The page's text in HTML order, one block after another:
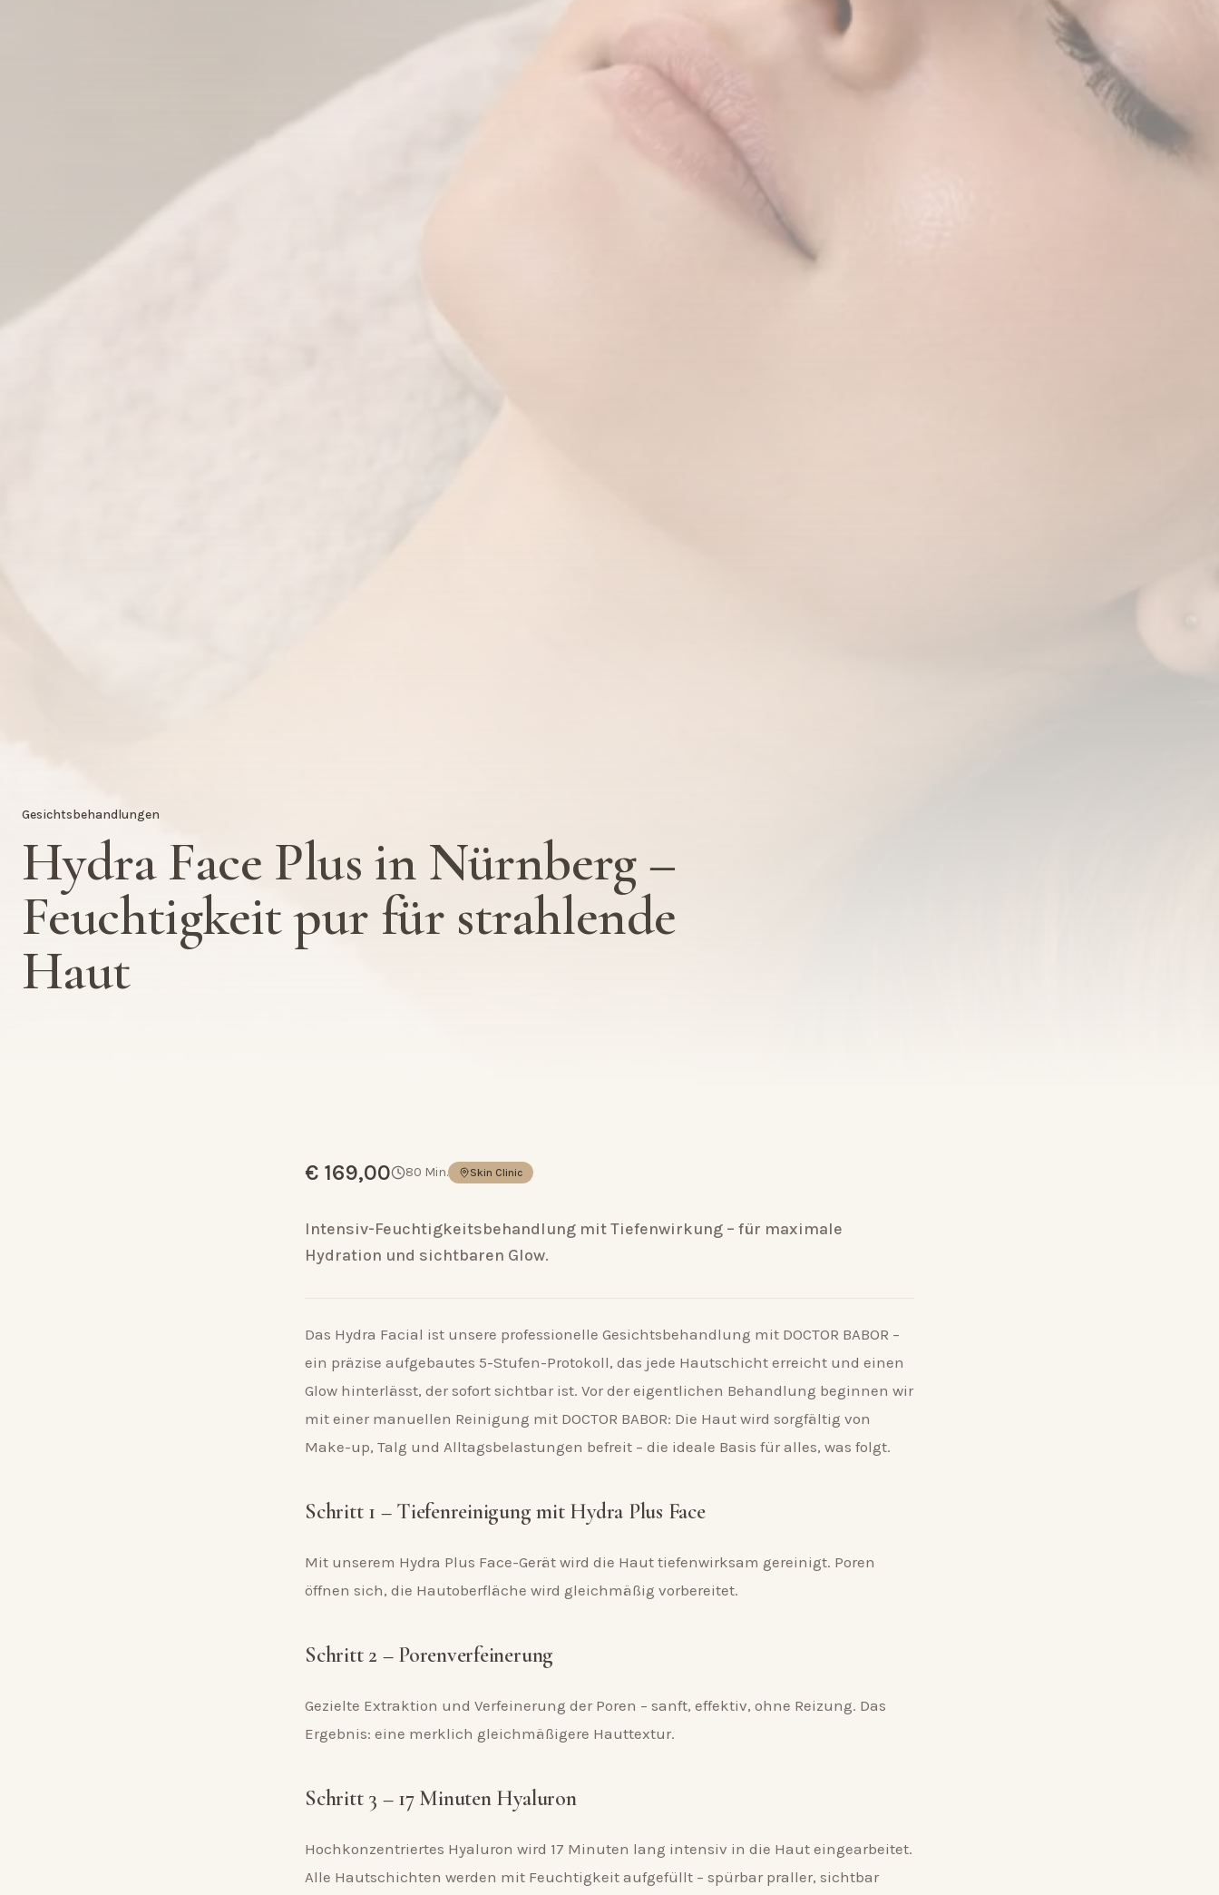
Gesichtsbehandlungen
Hydra Face Plus in Nürnberg –
Feuchtigkeit pur für strahlende
Haut
€ 169,00 80 Min. Skin Clinic
Intensiv-Feuchtigkeitsbehandlung mit Tiefenwirkung – für maximale
Hydration und sichtbaren Glow.
Das Hydra Facial ist unsere professionelle Gesichtsbehandlung mit DOCTOR BABOR –
ein präzise aufgebautes 5-Stufen-Protokoll, das jede Hautschicht erreicht und einen
Glow hinterlässt, der sofort sichtbar ist. Vor der eigentlichen Behandlung beginnen wir
mit einer manuellen Reinigung mit DOCTOR BABOR: Die Haut wird sorgfältig von
Make-up, Talg und Alltagsbelastungen befreit – die ideale Basis für alles, was folgt.
Schritt 1 – Tiefenreinigung mit Hydra Plus Face
Mit unserem Hydra Plus Face-Gerät wird die Haut tiefenwirksam gereinigt. Poren
öffnen sich, die Hautoberfläche wird gleichmäßig vorbereitet.
Schritt 2 – Porenverfeinerung
Gezielte Extraktion und Verfeinerung der Poren – sanft, effektiv, ohne Reizung. Das
Ergebnis: eine merklich gleichmäßigere Hauttextur.
Schritt 3 – 17 Minuten Hyaluron
Hochkonzentriertes Hyaluron wird 17 Minuten lang intensiv in die Haut eingearbeitet.
Alle Hautschichten werden mit Feuchtigkeit aufgefüllt – spürbar praller, sichtbar